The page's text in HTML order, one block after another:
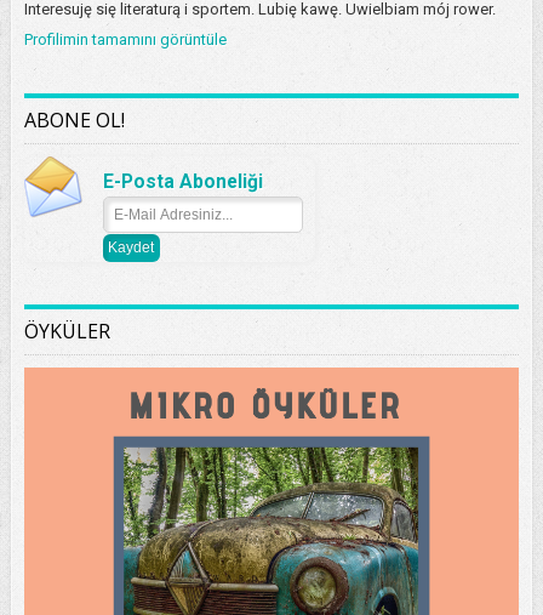
Interesuję się literaturą i sportem. Lubię kawę. Uwielbiam mój rower.
Profilimin tamamını görüntüle
ABONE OL!
E-Posta Aboneliği
ÖYKÜLER